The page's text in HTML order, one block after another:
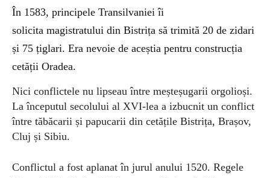
În 1583, principele Transilvaniei îi
solicita magistratului din Bistrița să trimită 20 de zidari
și 75 țiglari. Era nevoie de aceștia pentru construcția
cetății Oradea.
Nici conflictele nu lipseau între meșteșugarii orgolioși.
La începutul secolului al XVI-lea a izbucnit un conflict
între tăbăcarii și papucarii din cetățile Bistrița, Brașov,
Cluj și Sibiu.
Conflictul a fost aplanat în jurul anului 1520. Regele